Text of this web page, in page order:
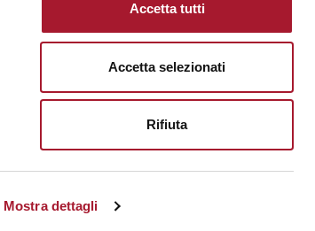
Mostra dettagli
Accetta tutti
Accetta selezionati
Rifiuta